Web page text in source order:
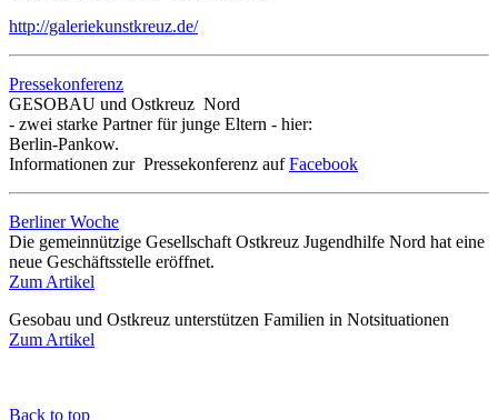
http://galeriekunstkreuz.de/
Pressekonferenz
GESOBAU und Ostkreuz Nord
- zwei starke Partner für junge Eltern - hier:
Berlin-Pankow.
Informationen zur Pressekonferenz aufFacebook
Berliner Woche
Die gemeinnützige Gesellschaft Ostkreuz Jugendhilfe Nord hat eine
neue Geschäftsstelle eröffnet.
Zum Artikel
Gesobau und Ostkreuz unterstützen Familien in Notsituationen
Zum Artikel
Back to top